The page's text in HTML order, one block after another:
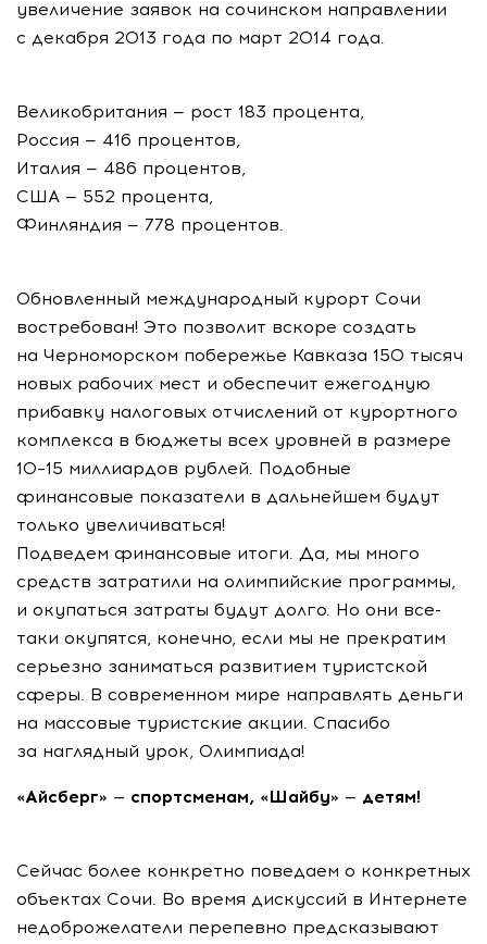
увеличение заявок на сочинском направлении
с декабря 2013 года по март 2014 года.
Великобритания — рост 183 процента,
Россия — 416 процентов,
Италия — 486 процентов,
США — 552 процента,
Финляндия — 778 процентов.
Обновленный международный курорт Сочи
востребован! Это позволит вскоре создать
на Черноморском побережье Кавказа 150 тысяч
новых рабочих мест и обеспечит ежегодную
прибавку налоговых отчислений от курортного
комплекса в бюджеты всех уровней в размере
10–15 миллиардов рублей. Подобные
финансовые показатели в дальнейшем будут
только увеличиваться!
Подведем финансовые итоги. Да, мы много
средств затратили на олимпийские программы,
и окупаться затраты будут долго. Но они все-
таки окупятся, конечно, если мы не прекратим
серьезно заниматься развитием туристской
сферы. В современном мире направлять деньги
на массовые туристские акции. Спасибо
за наглядный урок, Олимпиада!
«Айсберг» — спортсменам, «Шайбу» — детям!
Сейчас более конкретно поведаем о конкретных
объектах Сочи. Во время дискуссий в Интернете
недоброжелатели перепевно предсказывают